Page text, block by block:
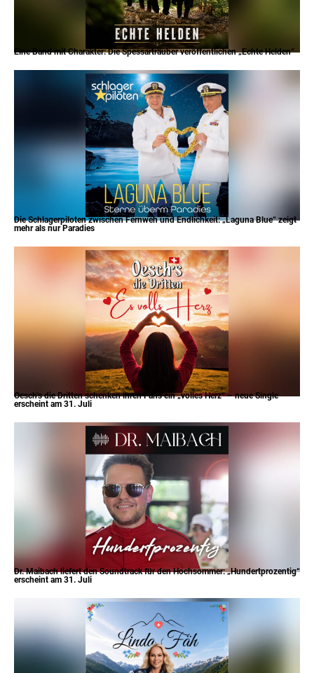
Eine Band mit Charakter: Die Spessarträuber veröffentlichen „Echte Helden“
Die Schlagerpiloten zwischen Fernweh und Endlichkeit: „Laguna Blue“ zeigt
mehr als nur Paradies
Oesch’s die Dritten schenken ihren Fans ein „volles Herz“ – neue Single
erscheint am 31. Juli
Dr. Maibach liefert den Soundtrack für den Hochsommer: „Hundertprozentig“
erscheint am 31. Juli